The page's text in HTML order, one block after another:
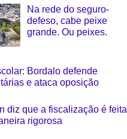
Na rede do seguro-
defeso, cabe peixe
grande. Ou peixes.
Bordalo defende
e ataca oposição
diz que a fiscalização é feita
rigorosa